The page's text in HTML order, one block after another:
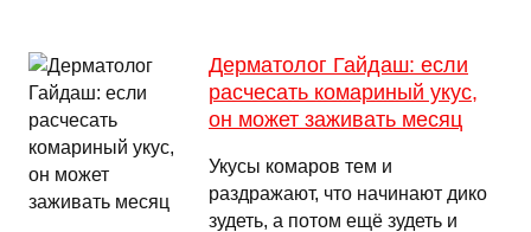
Дерматолог Гайдаш: если
расчесать комариный укус,
он может заживать месяц
Укусы комаров тем и
раздражают, что начинают дико
зудеть, а потом ещё зудеть и